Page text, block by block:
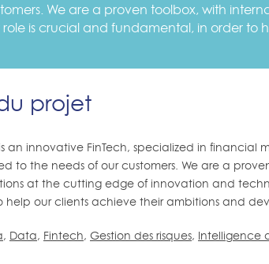
We are a proven toolbox, with
is crucial and fundamental, in order to
projet
an innovative FinTech, specialized in financial
to the needs of our customers. We are a
at the cutting edge of innovation and
our clients achieve their ambitions and
, Data, Fintech, Gestion des risques, Intelligence